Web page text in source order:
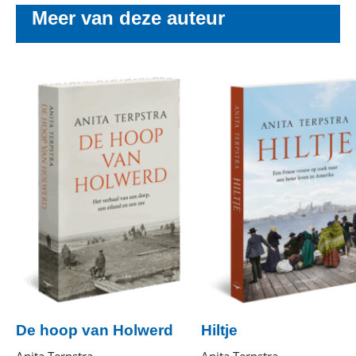
Meer van deze auteur
De hoop van Holwerd Hiltje